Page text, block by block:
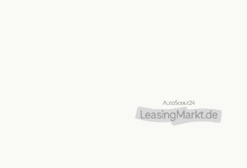
- Fensterheber elektrisch vorn + hinten